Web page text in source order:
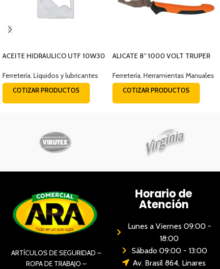
ACEITE HIDRAULICO UTF 10W30
Ferretería Líquidos y lubricantes
COTIZAR PRODUCTOS
ALICATE 8″ 1000 VOLT TRUPER
Ferretería Herramientas Manuales
COTIZAR PRODUCTOS
ARTÍCULOS DE SEGURIDAD –
ROPA DE TRABAJO –
Horario de
Atención
Lunes a Viernes 09:00 -
18:00
Sábado 09:00 - 13:00
Av. Brasil 864, Linares